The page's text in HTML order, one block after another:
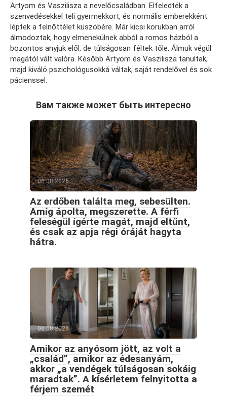
Artyom és Vaszilisza a nevelőcsaládban. Elfeledték a
szenvedésekkel teli gyermekkort, és normális emberekként
léptek a felnőttélet küszöbére. Már kicsi korukban arról
álmodoztak, hogy elmenekülnek abból a romos házból a
bozontos anyjuk elől, de túlságosan féltek tőle. Álmuk végül
magától vált valóra. Később Artyom és Vaszilisza tanultak,
majd kiváló pszichológusokká váltak, saját rendelővel és sok
pácienssel.
Вам также может быть интересно
06.08.2026
Az erdőben találta meg, sebesülten.
Amíg ápolta, megszerette. A férfi
feleségül ígérte magát, majd eltűnt,
és csak az apja régi óráját hagyta
hátra.
06.08.2026
Amikor az anyósom jött, az volt a
„család”, amikor az édesanyám,
akkor „a vendégek túlságosan sokáig
maradtak”. A kísérletem felnyitotta a
férjem szemét